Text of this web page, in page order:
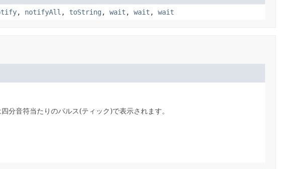
, notifyAll , toString , wait , wait , wait
分音符当たりのパルス(ティック)で表示されます。